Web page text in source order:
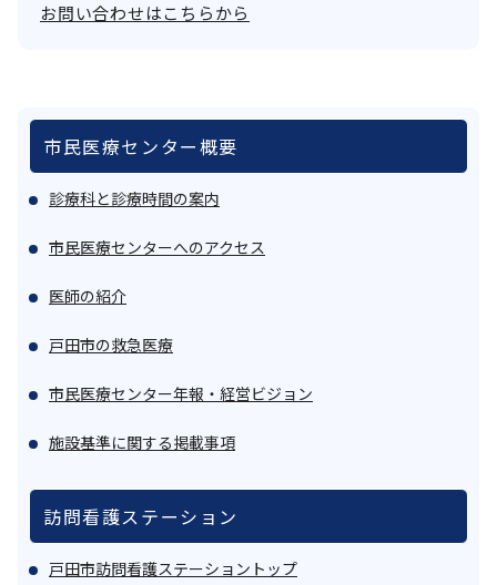
お問い合わせはこちらから
市民医療センター概要
診療科と診療時間の案内
市民医療センターへのアクセス
医師の紹介
戸田市の救急医療
市民医療センター年報・経営ビジョン
施設基準に関する掲載事項
訪問看護ステーション
戸田市訪問看護ステーショントップ